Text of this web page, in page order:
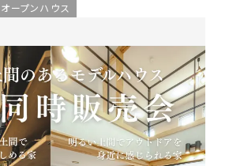
オープンハウス